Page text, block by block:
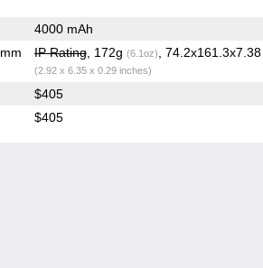
4000 mAh
IP Rating, 172g (6.1oz) ,
(2.92 x 6.35 x 0.29 inches)
$405
$405